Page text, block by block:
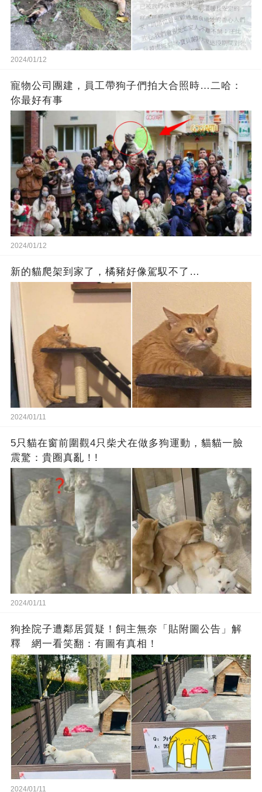
2024/01/12
寵物公司團建，員工帶狗子們拍大合照時…二哈：
你最好有事
2024/01/12
新的貓爬架到家了，橘豬好像駕馭不了…
2024/01/11
5只貓在窗前圍觀4只柴犬在做多狗運動，貓貓一臉
震驚：貴圈真亂！!
2024/01/11
狗拴院子遭鄰居質疑！飼主無奈「貼附圖公告」解
釋 網一看笑翻：有圖有真相！
2024/01/11